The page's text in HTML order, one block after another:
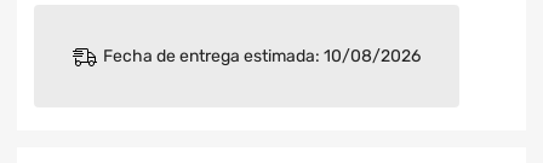
Fecha de entrega estimada: 10/08/2026